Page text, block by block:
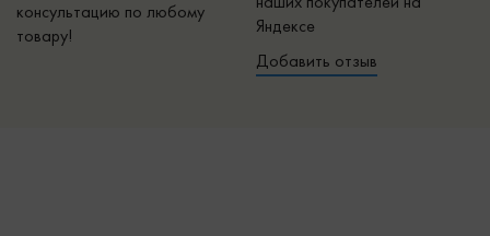
консультацию по любому
товару!
Яндексе
Добавить отзыв